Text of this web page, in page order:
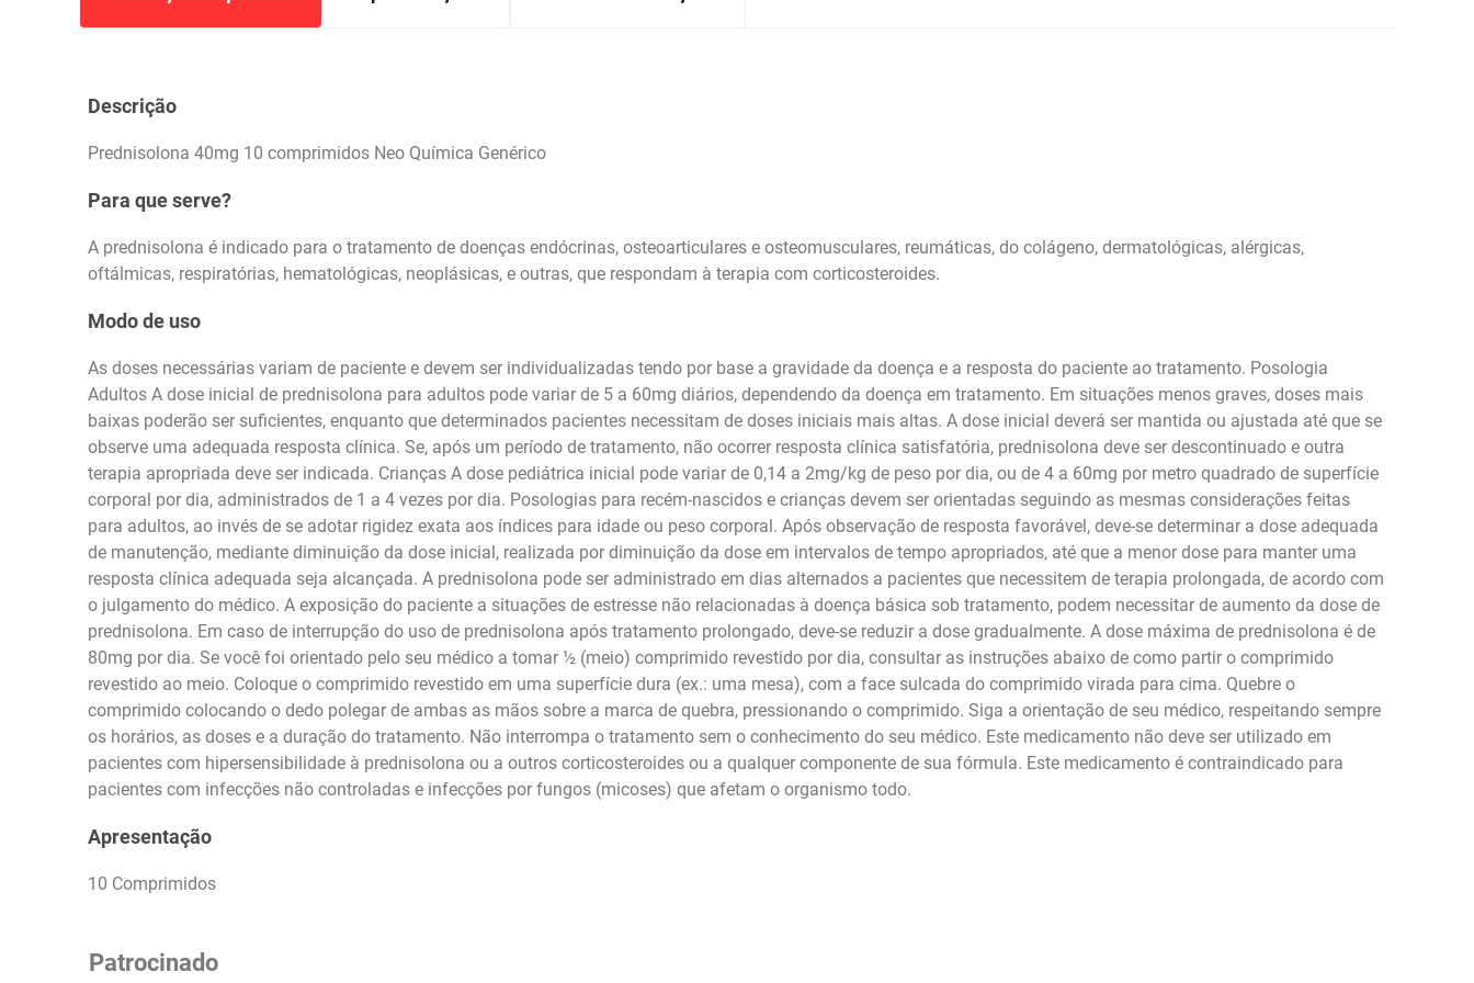
Descrição
Prednisolona 40mg 10 comprimidos Neo Química Genérico
Para que serve?
A prednisolona é indicado para o tratamento de doenças endócrinas, osteoarticulares e osteomusculares, reumáticas, do colágeno, dermatológicas, alérgicas,
oftálmicas, respiratórias, hematológicas, neoplásicas, e outras, que respondam à terapia com corticosteroides.
Modo de uso
As doses necessárias variam de paciente e devem ser individualizadas tendo por base a gravidade da doença e a resposta do paciente ao tratamento. Posologia
Adultos A dose inicial de prednisolona para adultos pode variar de 5 a 60mg diários, dependendo da doença em tratamento. Em situações menos graves, doses mais
baixas poderão ser suficientes, enquanto que determinados pacientes necessitam de doses iniciais mais altas. A dose inicial deverá ser mantida ou ajustada até que se
observe uma adequada resposta clínica. Se, após um período de tratamento, não ocorrer resposta clínica satisfatória, prednisolona deve ser descontinuado e outra
terapia apropriada deve ser indicada. Crianças A dose pediátrica inicial pode variar de 0,14 a 2mg/kg de peso por dia, ou de 4 a 60mg por metro quadrado de superfície
corporal por dia, administrados de 1 a 4 vezes por dia. Posologias para recém-nascidos e crianças devem ser orientadas seguindo as mesmas considerações feitas
para adultos, ao invés de se adotar rigidez exata aos índices para idade ou peso corporal. Após observação de resposta favorável, deve-se determinar a dose adequada
de manutenção, mediante diminuição da dose inicial, realizada por diminuição da dose em intervalos de tempo apropriados, até que a menor dose para manter uma
resposta clínica adequada seja alcançada. A prednisolona pode ser administrado em dias alternados a pacientes que necessitem de terapia prolongada, de acordo com
o julgamento do médico. A exposição do paciente a situações de estresse não relacionadas à doença básica sob tratamento, podem necessitar de aumento da dose de
prednisolona. Em caso de interrupção do uso de prednisolona após tratamento prolongado, deve-se reduzir a dose gradualmente. A dose máxima de prednisolona é de
80mg por dia. Se você foi orientado pelo seu médico a tomar ½ (meio) comprimido revestido por dia, consultar as instruções abaixo de como partir o comprimido
revestido ao meio. Coloque o comprimido revestido em uma superfície dura (ex.: uma mesa), com a face sulcada do comprimido virada para cima. Quebre o
comprimido colocando o dedo polegar de ambas as mãos sobre a marca de quebra, pressionando o comprimido. Siga a orientação de seu médico, respeitando sempre
os horários, as doses e a duração do tratamento. Não interrompa o tratamento sem o conhecimento do seu médico. Este medicamento não deve ser utilizado em
pacientes com hipersensibilidade à prednisolona ou a outros corticosteroides ou a qualquer componente de sua fórmula. Este medicamento é contraindicado para
pacientes com infecções não controladas e infecções por fungos (micoses) que afetam o organismo todo.
Apresentação
10 Comprimidos
Patrocinado